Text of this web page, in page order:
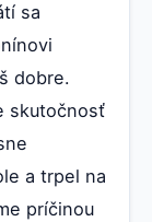
sa
dobre.
skutočnosť
a trpel na
príčinou